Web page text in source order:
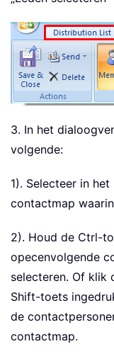
3. In het
volgende:
1). Selecteer in het
contactmap
2). Houd de Ctrl-
opecenvolgende
selecteren. Of klik
Shift-toets
de
contactmap.